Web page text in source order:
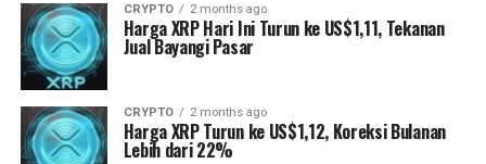
CRYPTO 2 months ago
Harga XRP Hari Ini Turun ke US$1,11, Tekanan
Jual Bayangi Pasar
CRYPTO 2 months ago
Harga XRP Turun ke US$1,12, Koreksi Bulanan
Lebih dari 22%